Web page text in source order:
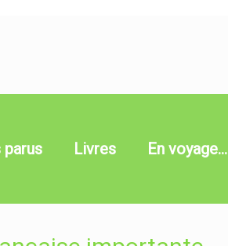
Livres En voyage…